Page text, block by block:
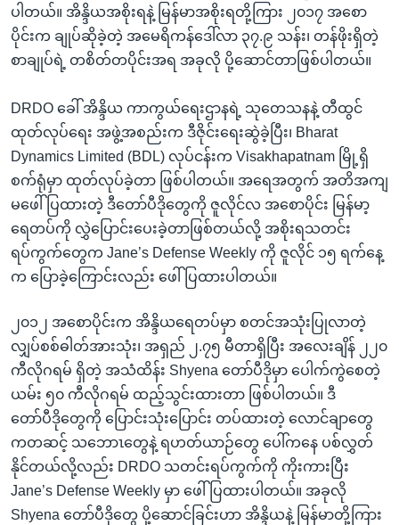
ကျော်
ရန်
ပါတယ်။ အိန္ဒိယအစိုးရနဲ့ မြန်မာအစိုးရတို့ကြား ၂၀၁၇ အစော
ပိုင်းက ချုပ်ဆိုခဲ့တဲ့ အမေရိကန်ဒေါ်လာ ၃၇.၉ သန်း၊ တန်ဖိုးရှိတဲ့
စာချုပ်ရဲ့ တစိတ်တပိုင်းအရ အခုလို ပို့ဆောင်တာဖြစ်ပါတယ်။
DRDO ခေါ် အိန္ဒိယ ကာကွယ်ရေးဌာနရဲ့ သုတေသနနဲ့ တီထွင်
ထုတ်လုပ်ရေး အဖွဲ့အစည်းက ဒီဇိုင်းရေးဆွဲခဲ့ပြီး၊ Bharat
Dynamics Limited (BDL) လုပ်ငန်းက Visakhapatnam မြို့ရှိ
စက်ရုံမှာ ထုတ်လုပ်ခဲ့တာ ဖြစ်ပါတယ်။ အရေအတွက် အတိအကျ
မဖေါ်ပြထားတဲ့ ဒီတော်ပီဒိုတွေကို ဇူလိုင်လ အစောပိုင်း မြန်မာ့
ရေတပ်ကို လွှဲပြောင်းပေးခဲ့တာဖြစ်တယ်လို့ အစိုးရသတင်း
ရပ်ကွက်တွေက Jane’s Defense Weekly ကို ဇူလိုင် ၁၅ ရက်နေ့
က ပြောခဲ့ကြောင်းလည်း ဖေါ်ပြထားပါတယ်။
၂၀၁၂ အစောပိုင်းက အိန္ဒိယရေတပ်မှာ စတင်အသုံးပြုလာတဲ့
လျှပ်စစ်ဓါတ်အားသုံး၊ အရှည် ၂.၇၅ မီတာရှိပြီး အလေးချိန် ၂၂၀
ကီလိုဂရမ် ရှိတဲ့ အသံထိန်း Shyena တော်ပီဒိုမှာ ပေါက်ကွဲစေတဲ့
ယမ်း ၅၀ ကီလိုဂရမ် ထည့်သွင်းထားတာ ဖြစ်ပါတယ်။ ဒီ
တော်ပီဒိုတွေကို ပြောင်းသုံးပြောင်း တပ်ထားတဲ့ လောင်ချာတွေ
ကတဆင့် သဘောၤတွေနဲ့ ရဟတ်ယာဉ်တွေ ပေါ်ကနေ ပစ်လွှတ်
နိုင်တယ်လို့လည်း DRDO သတင်းရပ်ကွက်ကို ကိုးကားပြီး
Jane’s Defense Weekly မှာ ဖေါ်ပြထားပါတယ်။ အခုလို
Shyena တော်ပီဒိုတွေ ပို့ဆောင်ခြင်းဟာ အိန္ဒိယနဲ့ မြန်မာတို့ကြား